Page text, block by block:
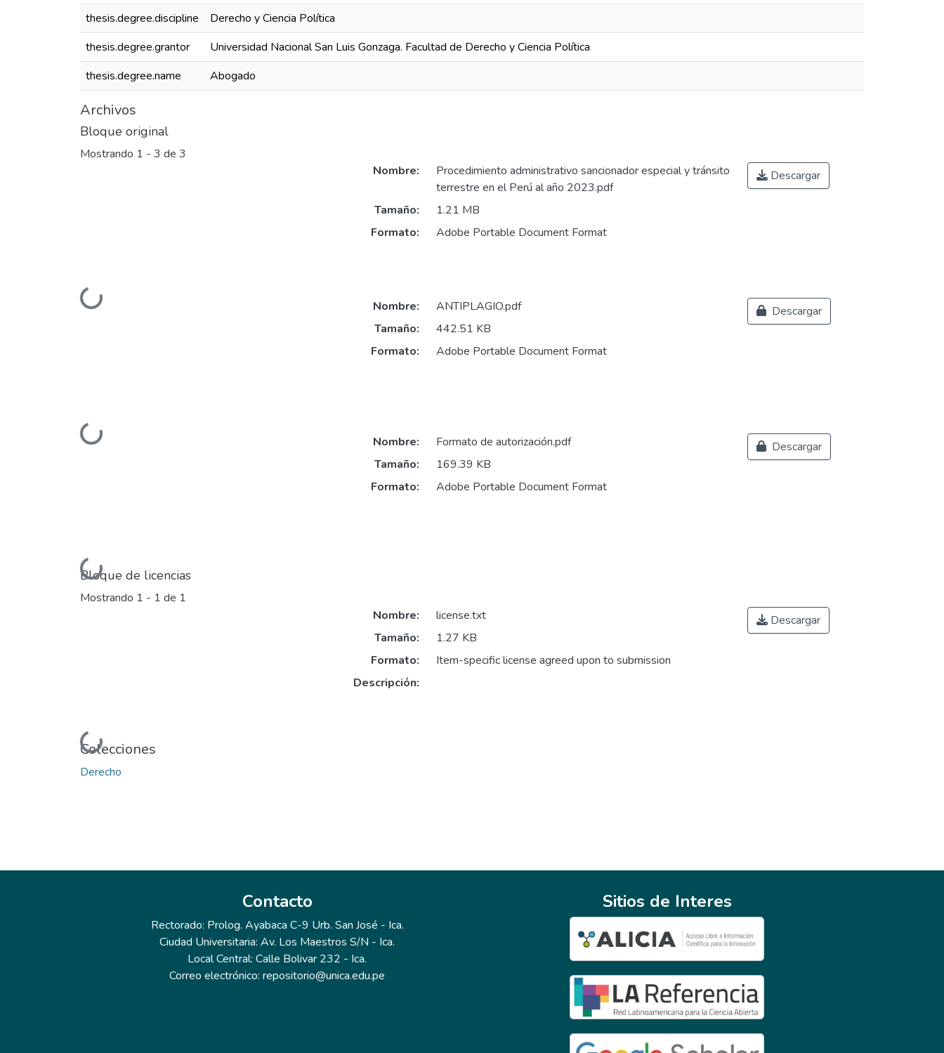
thesis.degree.discipline
Derecho y Ciencia Política
thesis.degree.grantor
Universidad Nacional San Luis Gonzaga. Facultad de Derecho y Ciencia Política
thesis.degree.name
Abogado
Archivos
Bloque original
Mostrando 1 - 3 de 3
Cargando...
Nombre:
Procedimiento administrativo sancionador especial y tránsito
terrestre en el Perú al año 2023.pdf
Tamaño:
1.21 MB
Formato:
Adobe Portable Document Format
Descargar
Cargando...
Nombre:
ANTIPLAGIO.pdf
Tamaño:
442.51 KB
Formato:
Adobe Portable Document Format
Descargar
Cargando...
Nombre:
Formato de autorización.pdf
Tamaño:
169.39 KB
Formato:
Adobe Portable Document Format
Descargar
Bloque de licencias
Mostrando 1 - 1 de 1
Cargando...
Nombre:
license.txt
Tamaño:
1.27 KB
Formato:
Item-specific license agreed upon to submission
Descripción:
Descargar
Colecciones
Derecho
Contacto
Rectorado: Prolog. Ayabaca C-9 Urb. San José - Ica.
Ciudad Universitaria: Av. Los Maestros S/N - Ica.
Local Central: Calle Bolivar 232 - Ica.
Correo electrónico: repositorio@unica.edu.pe
Sitios de Interes